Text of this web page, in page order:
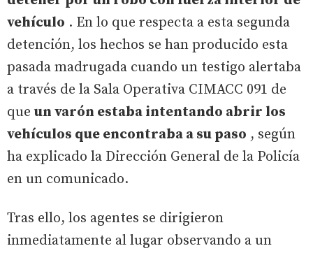
vehículo . En lo que respecta a esta segunda
detención, los hechos se han producido esta
pasada madrugada cuando un testigo alertaba
a través de la Sala Operativa CIMACC 091 de
que un varón estaba intentando abrir los
vehículos que encontraba a su paso , según
ha explicado la Dirección General de la Policía
en un comunicado.
Tras ello, los agentes se dirigieron
inmediatamente al lugar observando a un